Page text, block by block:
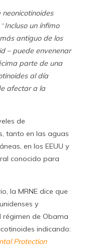
Incluso un ínfimo
antiguo de los
– puede envenenar
parte de una
al día
afectar a la
de
tanto en las aguas
en los EEUU y
conocido para
la MRNE dice que
y
de Obama
indicando:
Protection